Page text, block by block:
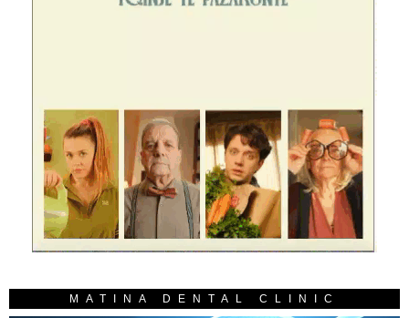
MATINA DENTAL CLINIC